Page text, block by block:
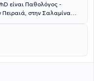
είναι Παθολόγος -
Πειραιά, στην Σαλαμίνα
ιατρικής από το ίδιο
Ολοκλήρωσε
και έκτοτε έως και